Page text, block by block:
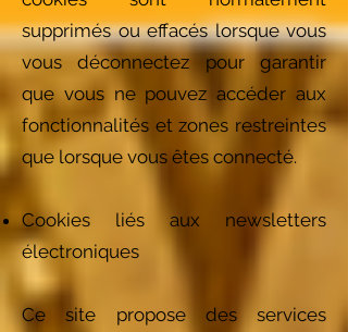
supprimés ou effacés lorsque vous
vous déconnectez pour garantir
que vous ne pouvez accéder aux
fonctionnalités et zones restreintes
que lorsque vous êtes connecté.
Cookies liés aux newsletters
électroniques
Ce site propose des services